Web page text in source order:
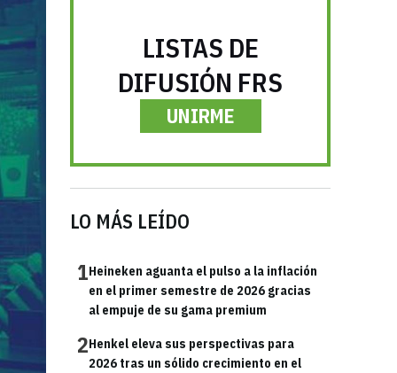
LISTAS DE
DIFUSIÓN FRS
UNIRME
LO MÁS LEÍDO
1Heineken aguanta el pulso a la inflación
en el primer semestre de 2026 gracias
al empuje de su gama premium
2Henkel eleva sus perspectivas para
2026 tras un sólido crecimiento en el